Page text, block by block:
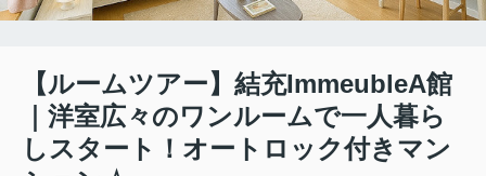
【ルームツアー】結充ImmeubleA館
｜洋室広々のワンルームで一人暮ら
しスタート！オートロック付きマン